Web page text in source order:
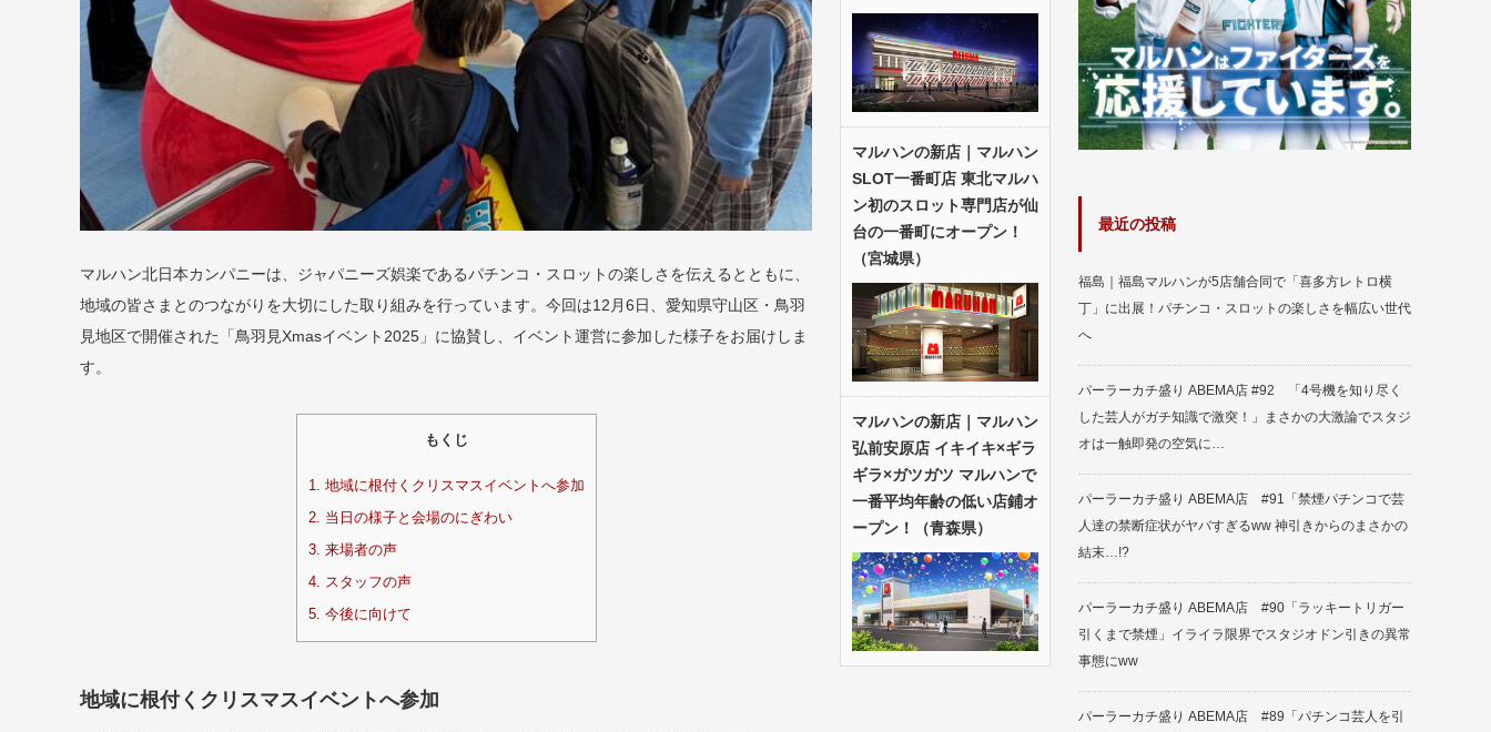
マルハン北日本カンパニーは、ジャパニーズ娯楽であるパチンコ・スロットの楽しさを伝えるとともに、
地域の皆さまとのつながりを大切にした取り組みを行っています。今回は12月6日、愛知県守山区・鳥羽
見地区で開催された「鳥羽見Xmasイベント2025」に協賛し、イベント運営に参加した様子をお届けしま
す。
もくじ
1.
地域に根付くクリスマスイベントへ参加
2. 当日の様子と会場のにぎわい
3. 来場者の声
4.
スタッフの声
5. 今後に向けて
地域に根付くクリスマスイベントへ参加
マルハンの新店｜マルハン
SLOT一番町店 東北マルハ
ン初のスロット専門店が仙
台の一番町にオープン！
（宮城県）
マルハンの新店｜マルハン
弘前安原店 イキイキ×ギラ
ギラ×ガツガツ マルハンで
一番平均年齢の低い店鋪オ
ープン！（青森県）
最近の投稿
福島｜福島マルハンが5店舗合同で「喜多方レトロ横
丁」に出展！パチンコ・スロットの楽しさを幅広い世代
へ
パーラーカチ盛り ABEMA店 #92 「4号機を知り尽く
した芸人がガチ知識で激突！」まさかの大激論でスタジ
オは一触即発の空気に…
パーラーカチ盛り ABEMA店 #91「禁煙パチンコで芸
人達の禁断症状がヤバすぎるww 神引きからのまさかの
結末…!?
パーラーカチ盛り ABEMA店 #90「ラッキートリガー
引くまで禁煙」イライラ限界でスタジオドン引きの異常
事態にww
パーラーカチ盛り ABEMA店 #89「パチンコ芸人を引